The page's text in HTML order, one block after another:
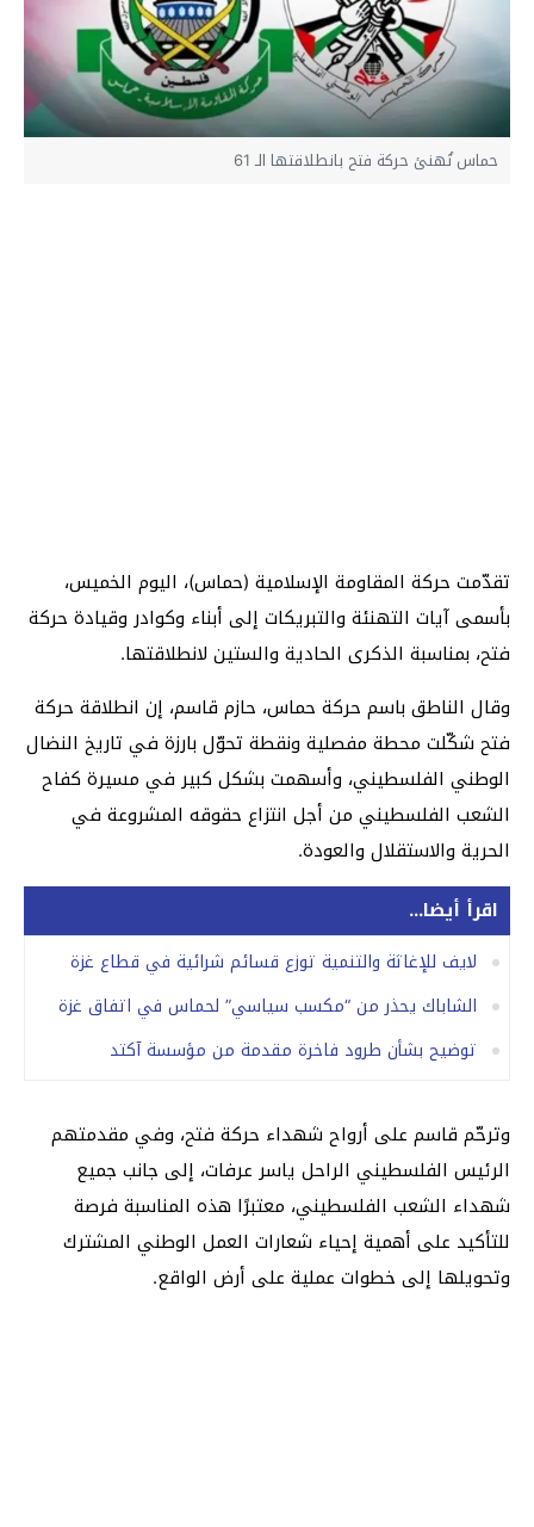
حماس تُهنئ حركة فتح بانطلاقتها الـ 61
تقدّمت حركة المقاومة الإسلامية (حماس)، اليوم الخميس،
بأسمى آيات التهنئة والتبريكات إلى أبناء وكوادر وقيادة حركة
فتح، بمناسبة الذكرى الحادية والستين لانطلاقتها.
وقال الناطق باسم حركة حماس، حازم قاسم، إن انطلاقة حركة
فتح شكّلت محطة مفصلية ونقطة تحوّل بارزة في تاريخ النضال
الوطني الفلسطيني، وأسهمت بشكل كبير في مسيرة كفاح
الشعب الفلسطيني من أجل انتزاع حقوقه المشروعة في
الحرية والاستقلال والعودة.
اقرأ أيضا...
لايف للإغاثة والتنمية توزع قسائم شرائية في قطاع غزة
الشاباك يحذر من “مكسب سياسي” لحماس في اتفاق غزة
توضيح بشأن طرود فاخرة مقدمة من مؤسسة آكتد
وترحّم قاسم على أرواح شهداء حركة فتح، وفي مقدمتهم
الرئيس الفلسطيني الراحل ياسر عرفات، إلى جانب جميع
شهداء الشعب الفلسطيني، معتبرًا هذه المناسبة فرصة
للتأكيد على أهمية إحياء شعارات العمل الوطني المشترك
وتحويلها إلى خطوات عملية على أرض الواقع.